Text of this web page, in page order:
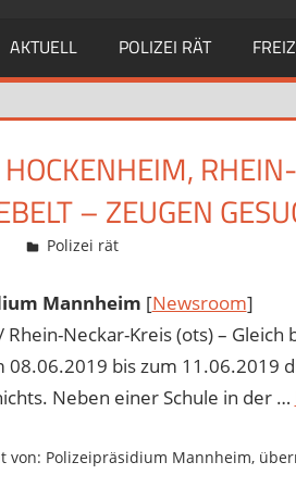
AKTUELL POLIZEI RÄT
– ZEUGEN
Richard Uhl
Polizei rät
Mannheim [Newsroom]
Neckar-Kreis (ots) –
bis zum 11.06.2019
Neben einer Schule in der …
von: Polizeipräsidium Mannheim,